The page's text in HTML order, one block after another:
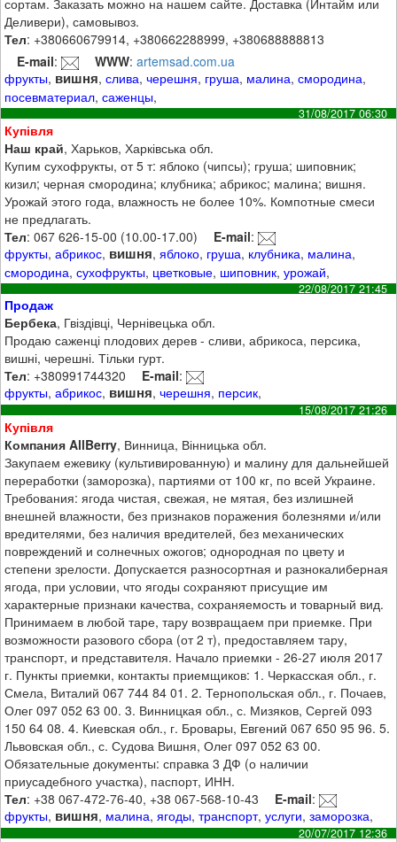
сортам. Заказать можно на нашем сайте. Доставка (Интайм или
Деливери), самовывоз.
Тел: +380660679914, +380662288999, +380688888813
E-mail: WWW:artemsad.com.ua
фрукты, вишня,слива,черешня, груша, малина,смородина,
посевматериал,саженцы,
31/08/2017 06:30
Купівля
Наш край, Харьков, Харківська обл.
Купим сухофрукты, от 5 т: яблоко (чипсы); груша; шиповник;
кизил; черная смородина; клубника; абрикос; малина; вишня.
Урожай этого года, влажность не более 10%. Компотные смеси
не предлагать.
Тел: 067 626-15-00 (10.00-17.00) E-mail:
фрукты,абрикос, вишня,яблоко, груша, клубника, малина,
смородина,сухофрукты, цветковые, шиповник,урожай,
22/08/2017 21:45
Продаж
Бербека, Гвіздівці, Чернівецька обл.
Продаю саженці плодових дерев - сливи, абрикоса, персика,
вишні, черешні. Тільки гурт.
Тел: +380991744320 E-mail:
фрукты,абрикос, вишня,черешня, персик,
15/08/2017 21:26
Купівля
Компания AllBerry, Винница, Вінницька обл.
Закупаем ежевику (культивированную) и малину для дальнейшей
переработки (заморозка), партиями от 100 кг, по всей Украине.
Требования: ягода чистая, свежая, не мятая, без излишней
внешней влажности, без признаков поражения болезнями и/или
вредителями, без наличия вредителей, без механических
повреждений и солнечных ожогов; однородная по цвету и
степени зрелости. Допускается разносортная и разнокалиберная
ягода, при условии, что ягоды сохраняют присущие им
характерные признаки качества, сохраняемость и товарный вид.
Принимаем в любой таре, тару возвращаем при приемке. При
возможности разового сбора (от 2 т), предоставляем тару,
транспорт, и представителя. Начало приемки - 26-27 июля 2017
г. Пункты приемки, контакты приемщиков: 1. Черкасская обл., г.
Смела, Виталий 067 744 84 01. 2. Тернопольская обл., г. Почаев,
Олег 097 052 63 00. 3. Винницкая обл., с. Мизяков, Сергей 093
150 64 08. 4. Киевская обл., г. Бровары, Евгений 067 650 95 96. 5.
Львовская обл., с. Судова Вишня, Олег 097 052 63 00.
Обязательные документы: справка 3 ДФ (о наличии
приусадебного участка), паспорт, ИНН.
Тел: +38 067-472-76-40, +38 067-568-10-43 E-mail:
фрукты, вишня, малина,ягоды,транспорт,услуги,заморозка,
20/07/2017 12:36